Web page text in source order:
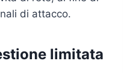
di attacco.
limitata